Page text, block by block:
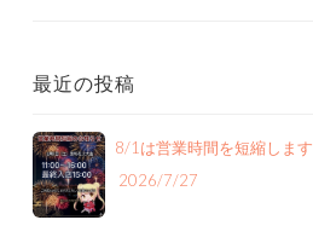
最近の投稿
8/1は営業時間を短縮します
2026/7/27